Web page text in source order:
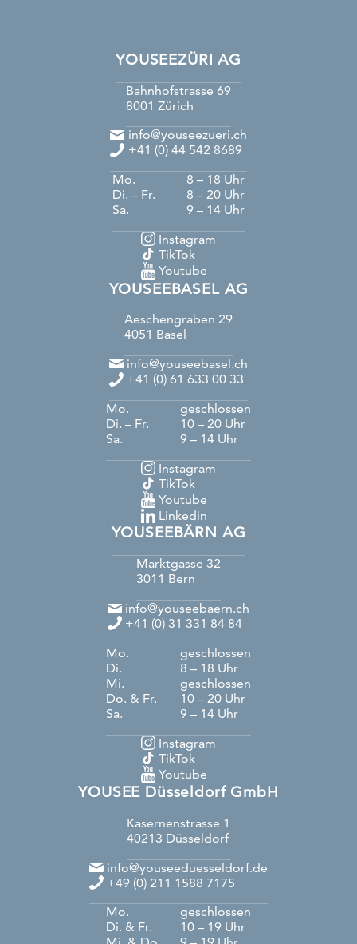
YOUSEEZÜRI AG
Bahnhofstrasse 69
8001 Zürich
info@youseezueri.ch
+41 (0) 44 542 8689
Mo.
8 – 18 Uhr
Di. – Fr.
8 – 20 Uhr
Sa.
9 – 14 Uhr
Instagram
TikTok
Youtube
YOUSEEBASEL AG
Aeschengraben 29
4051 Basel
info@youseebasel.ch
+41 (0) 61 633 00 33
Mo.
geschlossen
Di. – Fr.
10 – 20 Uhr
Sa.
9 – 14 Uhr
Instagram
TikTok
Youtube
Linkedin
YOUSEEBÄRN AG
Marktgasse 32
3011 Bern
info@youseebaern.ch
+41 (0) 31 331 84 84
Mo.
geschlossen
Di.
8 – 18 Uhr
Mi.
geschlossen
Do. & Fr.
10 – 20 Uhr
Sa.
9 – 14 Uhr
Instagram
TikTok
Youtube
YOUSEE Düsseldorf GmbH
Kasernenstrasse 1
40213 Düsseldorf
info@youseeduesseldorf.de
+49 (0) 211 1588 7175
Mo.
geschlossen
Di. & Fr.
10 – 19 Uhr